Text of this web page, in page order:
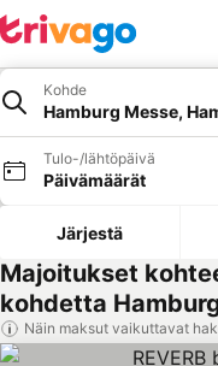
Kohde
Hamburg Messe,
Tulo-/lähtöpäivä
Päivämäärät
Järjestä
Majoitukset
kohdetta
Näin maksut vaikuttavat